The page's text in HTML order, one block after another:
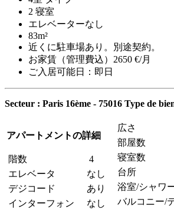
2 寝室
エレベーターなし
83m²
近くに駐車場あり。別途契約。
お家賃（管理費込）2650 €/月
ご入居可能日：即日
Secteur : Paris 16ème - 75016 Type de
アパートメントの詳細
階数
4
エレベータ
なし
デジコード
あり
インターフォン
なし
広さ
部屋数
寝室数
台所
浴室/シャワ
バルコニー/